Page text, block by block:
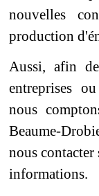
nouvelles
production
Aussi, afin
entreprises
nous
Beaume-
nous contacter
informations.